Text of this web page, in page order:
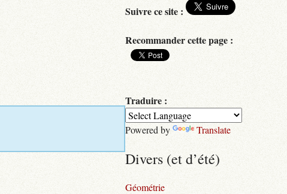
Suivre ce site :
Recommander cette page :
Traduire :
Powered by Translate
Divers (et d’été)
Géométrie